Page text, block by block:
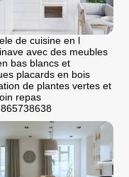
de cuisine en l
avec des meubles
bas blancs et
placards en bois
de plantes vertes et
repas